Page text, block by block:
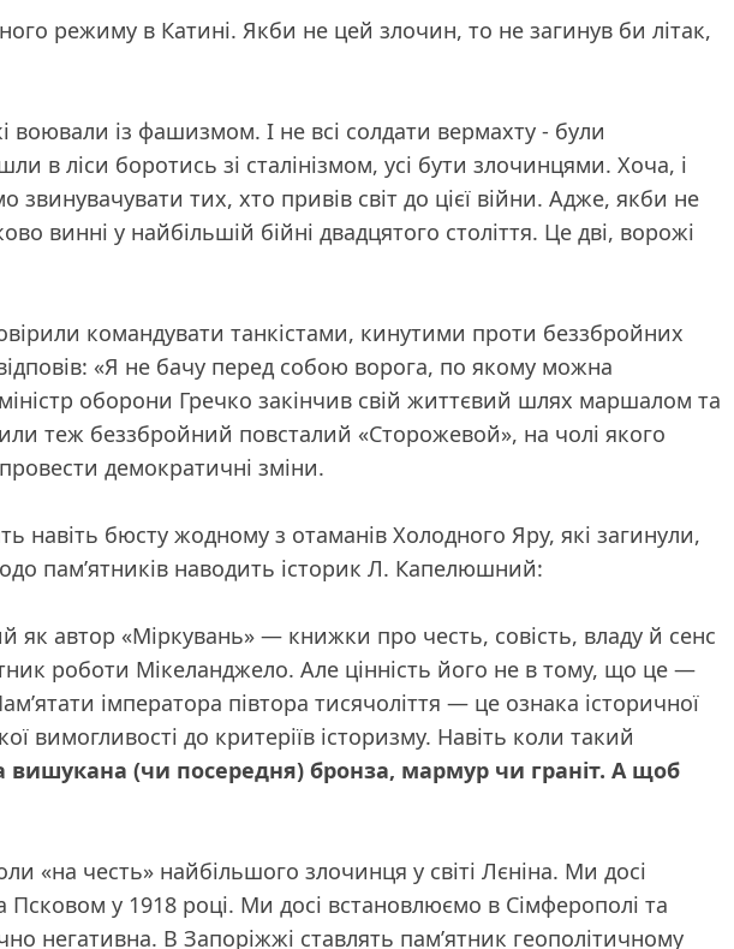
режиму в Катині. Якби не цей злочин, то не загинув би літак,
воювали із фашизмом. І не всі солдати вермахту - були
в ліси боротись зі сталінізмом, усі бути злочинцями. Хоча, і
тих, хто привів світ до цієї війни. Адже, якби не
винні у найбільшій бійні двадцятого століття. Це дві, ворожі
командувати танкістами, кинутими проти беззбройних
«Я не бачу перед собою ворога, по якому можна
оборони Гречко закінчив свій життєвий шлях маршалом та
теж беззбройний повсталий «Сторожевой», на чолі якого
демократичні зміни.
навіть бюсту жодному з отаманів Холодного Яру, які загинули,
пам’ятників наводить історик Л. Капелюшний:
як автор «Міркувань» — книжки про честь, совість, владу й сенс
роботи Мікеланджело. Але цінність його не в тому, що це —
імператора півтора тисячоліття — це ознака історичної
вимогливості до критеріїв історизму. Навіть коли такий
(чи посередня) бронза, мармур чи граніт. А щоб
«на честь» найбільшого злочинця у світі Лєніна. Ми досі
у 1918 році. Ми досі встановлюємо в Сімферополі та
негативна. В Запоріжжі ставлять пам’ятник геополітичному